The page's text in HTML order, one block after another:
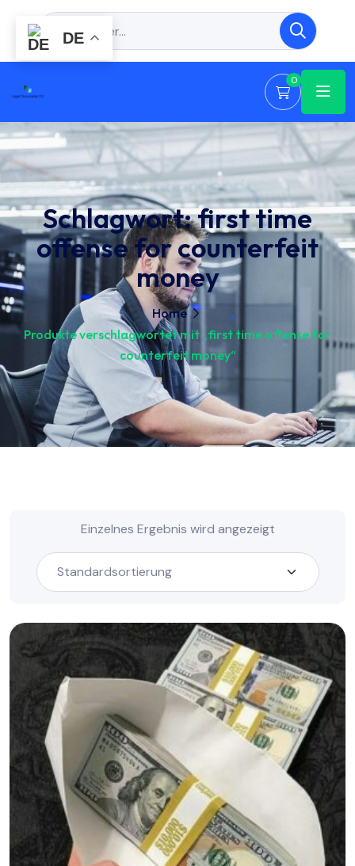
0
Schlagwort:first time
offense for counterfeit
money
Home
Produkte verschlagwortet mit „first time offense for
counterfeit money“
Einzelnes Ergebnis wird angezeigt
DE